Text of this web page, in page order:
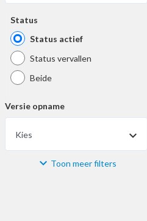
Status
Status actief
Status vervallen
Beide
Versie opname
Kies
Materiaal Toon meer filters